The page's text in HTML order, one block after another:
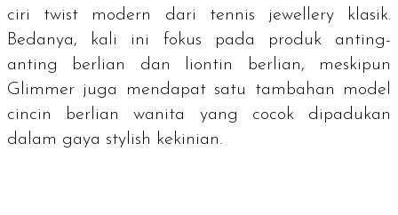
ciri twist modern dari tennis jewellery
klasik.
Bedanya, kali ini fokus pada produk anting-
anting berlian dan liontin berlian, meskipun
Glimmer juga mendapat satu tambahan model
cincin berlian wanita yang cocok dipadukan
dalam gaya stylish kekinian.